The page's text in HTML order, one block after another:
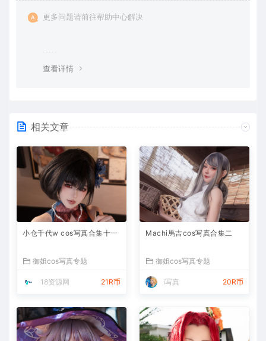
更多问题请前往帮助中心解决
查看详情
相关文章
小仓千代w cos写真合集十一
御姐cos写真专题
18资源网 21R币
Machi馬吉cos写真合集二
御姐cos写真专题
i写真 20R币